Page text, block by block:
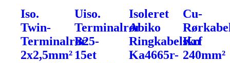
Iso.
Twin-
Terminalrør
2x2,5mm²
Uiso.
Terminalrør
B25-
15et
Isoleret
Abiko
Ringkabelsko
Ka4665r-
Cu-
Krf
240mm²